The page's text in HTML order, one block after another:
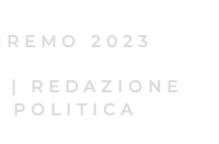
2023
|
REDAZIONE
POLITICA